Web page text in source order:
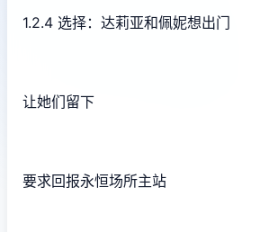
1.2.4 选择：达莉亚和佩妮想出门
让她们留下
要求回报永恒场所主站